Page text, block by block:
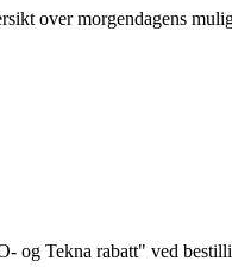
over morgendagens
og Tekna rabatt" ved